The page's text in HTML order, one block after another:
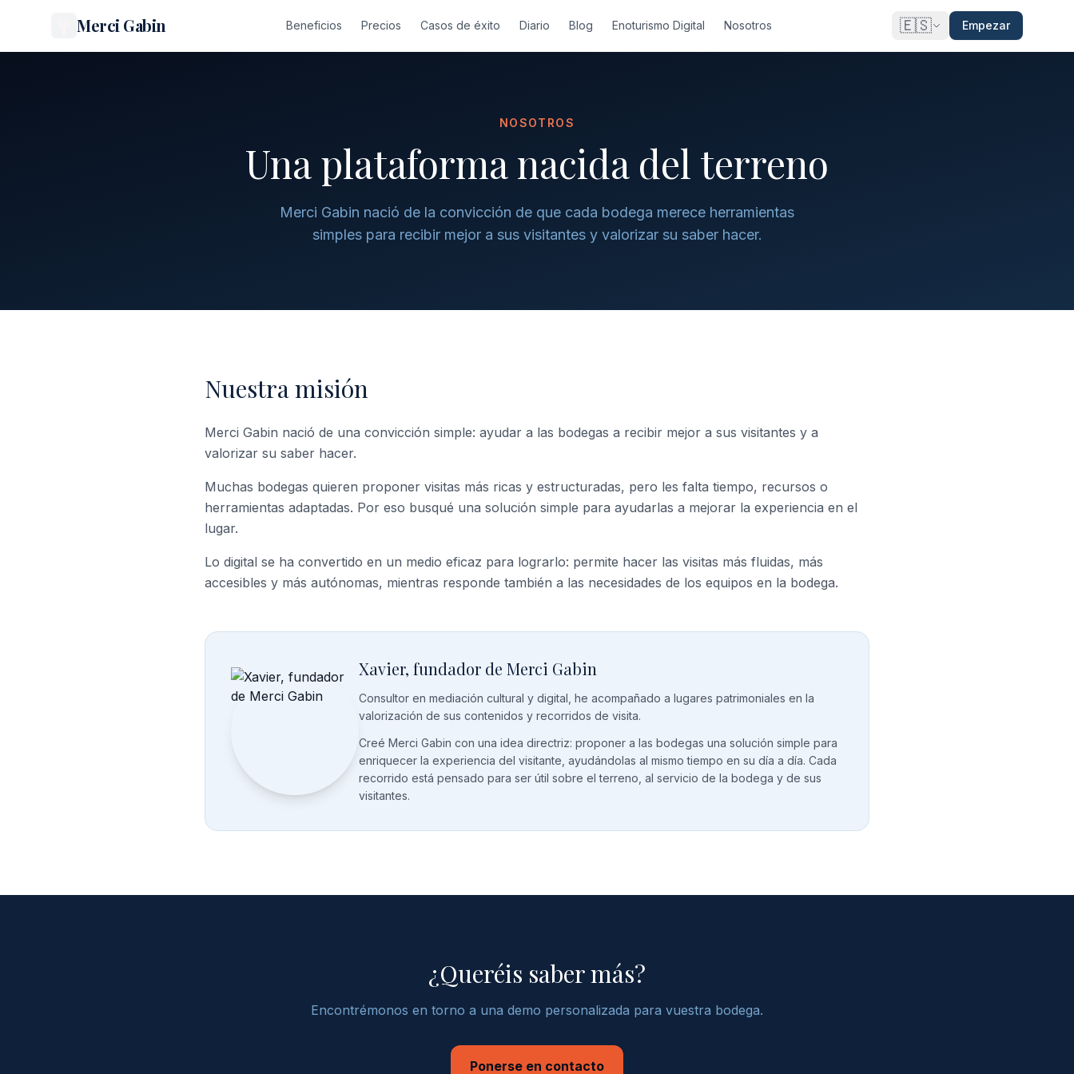
Merci Gabin Beneficios Precios Casos de éxito Diario Blog Enoturismo Digital Nosotros 🇪🇸 Empezar
NOSOTROS
Una plataforma nacida del terreno
Merci Gabin nació de la convicción de que cada bodega merece herramientas
simples para recibir mejor a sus visitantes y valorizar su saber hacer.
Nuestra misión
Merci Gabin nació de una convicción simple: ayudar a las bodegas a recibir mejor a sus visitantes y a
valorizar su saber hacer.
Muchas bodegas quieren proponer visitas más ricas y estructuradas, pero les falta tiempo, recursos o
herramientas adaptadas. Por eso busqué una solución simple para ayudarlas a mejorar la experiencia en el
lugar.
Lo digital se ha convertido en un medio eficaz para lograrlo: permite hacer las visitas más fluidas, más
accesibles y más autónomas, mientras responde también a las necesidades de los equipos en la bodega.
Xavier, fundador de Merci Gabin
Consultor en mediación cultural y digital, he acompañado a lugares patrimoniales en la
valorización de sus contenidos y recorridos de visita.
Creé Merci Gabin con una idea directriz: proponer a las bodegas una solución simple para
enriquecer la experiencia del visitante, ayudándolas al mismo tiempo en su día a día. Cada
recorrido está pensado para ser útil sobre el terreno, al servicio de la bodega y de sus
visitantes.
¿Queréis saber más?
Encontrémonos en torno a una demo personalizada para vuestra bodega.
Ponerse en contacto